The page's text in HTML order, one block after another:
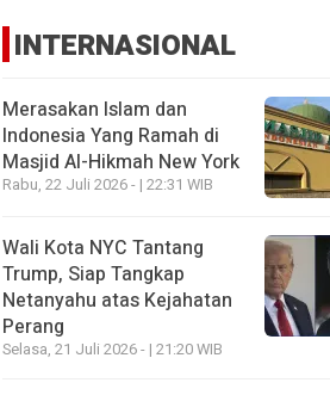
INTERNASIONAL
Merasakan Islam dan
Indonesia Yang Ramah di
Masjid Al-Hikmah New York
Rabu, 22 Juli 2026 - | 22:31 WIB
Wali Kota NYC Tantang
Trump, Siap Tangkap
Netanyahu atas Kejahatan
Perang
Selasa, 21 Juli 2026 - | 21:20 WIB